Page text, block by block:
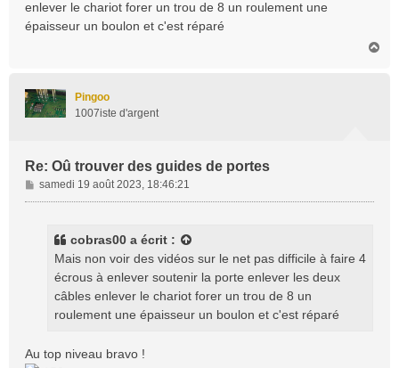
g
e
enlever le chariot forer un trou de 8 un roulement une
épaisseur un boulon et c'est réparé
Pingoo
1007iste d'argent
Re: Oû trouver des guides de portes
M
e
samedi 19 août 2023, 18:46:21
cobras00 a écrit :
Mais non voir des vidéos sur le net pas difficile à faire 4
écrous à enlever soutenir la porte enlever les deux
câbles enlever le chariot forer un trou de 8 un
roulement une épaisseur un boulon et c'est réparé
Au top niveau bravo !